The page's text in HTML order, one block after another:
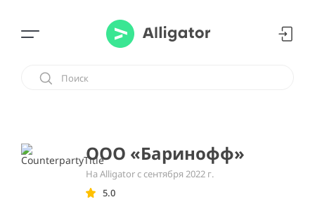
ООО «Баринофф»
На Alligator с сентября 2022 г.
5.0